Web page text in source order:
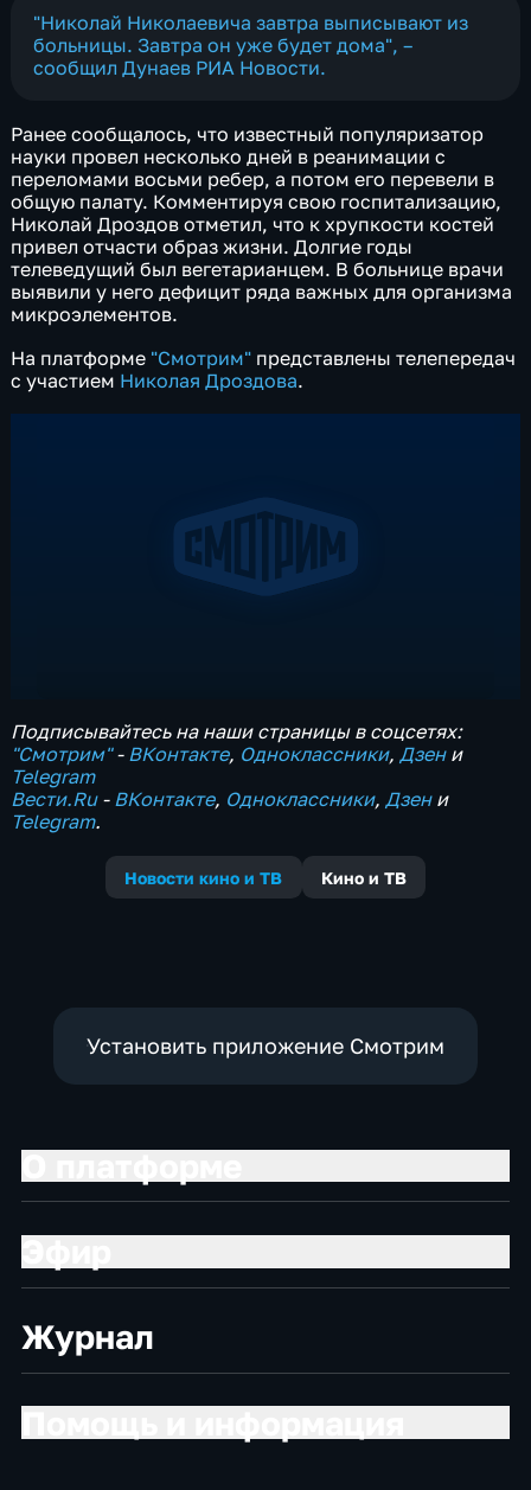
"Николай Николаевича завтра выписывают из
больницы. Завтра он уже будет дома", –
сообщил Дунаев РИА Новости.
Ранее сообщалось, что известный популяризатор
науки провел несколько дней в реанимации с
переломами восьми ребер, а потом его перевели в
общую палату. Комментируя свою госпитализацию,
Николай Дроздов отметил, что к хрупкости костей
привел отчасти образ жизни. Долгие годы
телеведущий был вегетарианцем. В больнице врачи
выявили у него дефицит ряда важных для организма
микроэлементов.
На платформе "Смотрим" представлены телепередач
с участием Николая Дроздова.
Подписывайтесь на наши страницы в соцсетях:
"Смотрим"‐ ВКонтакте, Одноклассники,Дзени
Telegram
Вести.Ru‐ ВКонтакте, Одноклассники,Дзени
Telegram.
Новости кино и ТВ Кино и ТВ
Установить приложение Смотрим
Журнал